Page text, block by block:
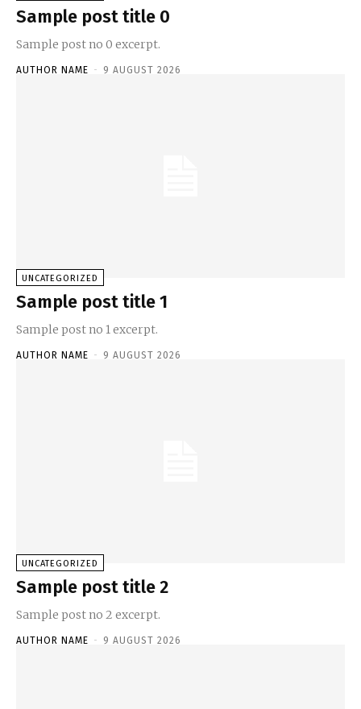
Sample post title 0
Sample post no 0 excerpt.
AUTHOR NAME - 9 AUGUST 2026
UNCATEGORIZED
Sample post title 1
Sample post no 1 excerpt.
AUTHOR NAME - 9 AUGUST 2026
UNCATEGORIZED
Sample post title 2
Sample post no 2 excerpt.
AUTHOR NAME - 9 AUGUST 2026